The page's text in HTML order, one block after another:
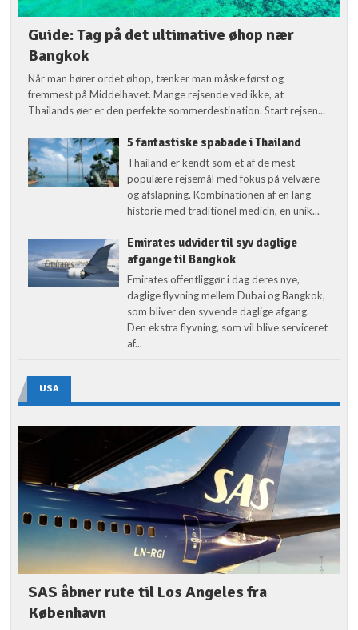
Guide: Tag på det ultimative øhop nær
Bangkok
Når man hører ordet øhop, tænker man måske først og
fremmest på Middelhavet. Mange rejsende ved ikke, at
Thailands øer er den perfekte sommerdestination. Start rejsen...
5 fantastiske spabade i Thailand
Thailand er kendt som et af de mest
populære rejsemål med fokus på velvære
og afslapning. Kombinationen af en lang
historie med traditionel medicin, en unik...
Emirates udvider til syv daglige
afgange til Bangkok
Emirates offentliggør i dag deres nye,
daglige flyvning mellem Dubai og Bangkok,
som bliver den syvende daglige afgang.
Den ekstra flyvning, som vil blive serviceret
af...
USA
SAS åbner rute til Los Angeles fra
København